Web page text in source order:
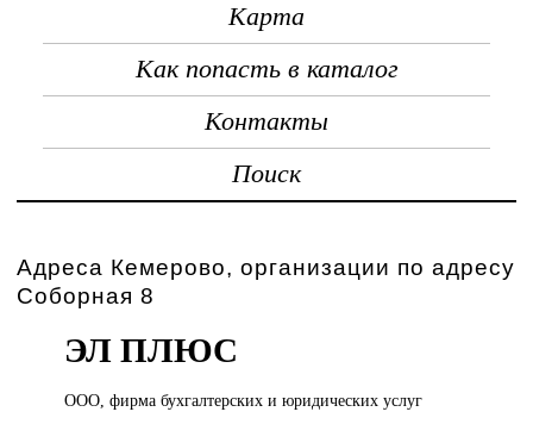
Карта
Как попасть в каталог
Контакты
Поиск
Адреса Кемерово, организации по адресу
Соборная 8
ЭЛ ПЛЮС
ООО, фирмабухгалтерских и юридических услуг